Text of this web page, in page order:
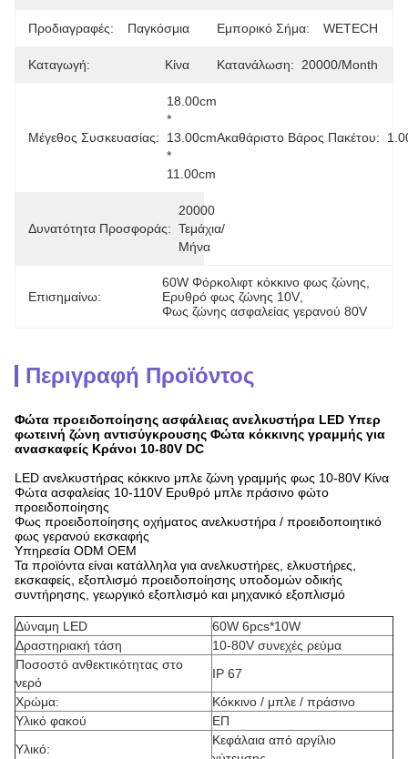
Προδιαγραφές: Παγκόσμια Εμπορικό Σήμα: WETECH
Καταγωγή: Κίνα Κατανάλωση: 20000/Month
Μέγεθος Συσκευασίας:
18.00cm
*
13.00cm
*
11.00cm
Ακαθάριστο Βάρος Πακέτου:
Δυνατότητα Προσφοράς:
20000
Τεμάχια/
Μήνα
Επισημαίνω:
60W Φόρκολιφτ κόκκινο φως ζώνης
Ερυθρό φως ζώνης 10V
Φως ζώνης ασφαλείας γερανού 80V
Περιγραφή Προϊόντος
Φώτα προειδοποίησης ασφάλειας ανελκυστήρα LED Υπερ
φωτεινή ζώνη αντισύγκρουσης Φώτα κόκκινης γραμμής για
ανασκαφείς Κράνοι 10-80V DC
LED ανελκυστήρας κόκκινο μπλε ζώνη γραμμής φως 10-80V Κίνα
Φώτα ασφαλείας 10-110V Ερυθρό μπλε πράσινο φώτο
προειδοποίησης
Φως προειδοποίησης οχήματος ανελκυστήρα / προειδοποιητικό
φως γερανού εκσκαφής
Υπηρεσία ODM OEM
Τα προϊόντα είναι κατάλληλα για ανελκυστήρες, ελκυστήρες,
εκσκαφείς, εξοπλισμό προειδοποίησης υποδομών οδικής
συντήρησης, γεωργικό εξοπλισμό και μηχανικό εξοπλισμό
Δύναμη LED
60W 6pcs*10W
Δραστηριακή τάση
10-80V συνεχές ρεύμα
Ποσοστό ανθεκτικότητας στο
νερό
IP 67
Χρώμα:
Κόκκινο / μπλε / πράσινο
Υλικό φακού
ΕΠ
Υλικό:
Κεφάλαια από αργίλιο